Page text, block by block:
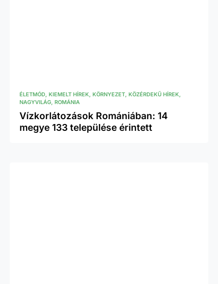
ÉLETMÓD KIEMELT HÍREK KÖRNYEZET KÖZÉRDEKŰ HÍREK
NAGYVILÁG ROMÁNIA
Vízkorlátozások Romániában: 14
megye 133 települése érintett